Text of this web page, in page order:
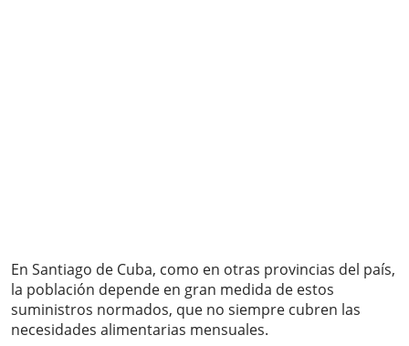
En Santiago de Cuba, como en otras provincias del país,
la población depende en gran medida de estos
suministros normados, que no siempre cubren las
necesidades alimentarias mensuales.